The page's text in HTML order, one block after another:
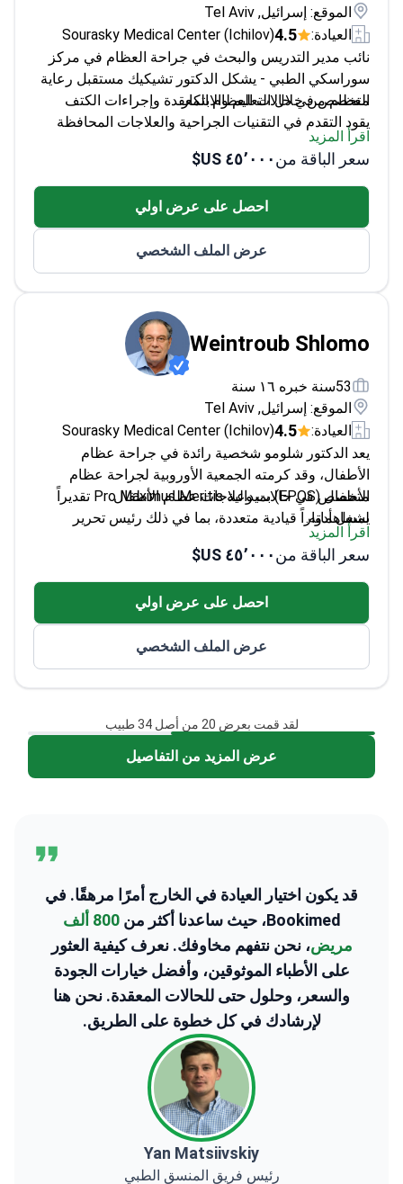
الموقع: إسرائيل, Tel Aviv
العيادة:
4.5
Sourasky Medical Center (Ichilov)
نائب مدير التدريس والبحث في جراحة العظام في مركز
سوراسكي الطبي - يشكل الدكتور تشيكيك مستقبل رعاية
العظام من خلال التعليم والابتكار.
متخصص في حالات العظام المعقدة وإجراءات الكتف
يقود التقدم في التقنيات الجراحية والعلاجات المحافظة
يدمج أحدث الأبحاث في خطط رعاية المرضى
يوجه الجيل القادم من جراحي العظام
اقرأ المزيد
سعر الباقة من٤٥٬٠٠٠ US$
احصل على عرض اولي
عرض الملف الشخصي
Weintroub Shlomo
53سنة خبره ١٦ سنة
الموقع: إسرائيل, Tel Aviv
العيادة:
4.5
Sourasky Medical Center (Ichilov)
يعد الدكتور شلومو شخصية رائدة في جراحة عظام
الأطفال، وقد كرمته الجمعية الأوروبية لجراحة عظام
الأطفال (EPOS) بميدالية Pro Maximus Meritis تقديراً
لمساهماته.
متخصص في حالات وعلاجات عظام الأطفال
يشغل أدواراً قيادية متعددة، بما في ذلك رئيس تحرير
مجلة Journal of Children’s Orthopaedics
تلقى تدريبه في مؤسسات مرموقة مثل مستشفى
جريت أورموند ستريت ومعاهد الصحة الوطنية الأمريكية
زميل كلية الجراحين الأمريكية
اقرأ المزيد
سعر الباقة من٤٥٬٠٠٠ US$
احصل على عرض اولي
عرض الملف الشخصي
لقد قمت بعرض 20 من أصل 34 طبيب
عرض المزيد من التفاصيل
قد يكون اختيار العيادة في الخارج أمرًا مرهقًا. في
Bookimed، حيث ساعدنا أكثر من
800 ألف
مريض، نحن نتفهم مخاوفك. نعرف كيفية العثور
على الأطباء الموثوقين، وأفضل خيارات الجودة
والسعر، وحلول حتى للحالات المعقدة. نحن هنا
لإرشادك في كل خطوة على الطريق.
Yan Matsiivskiy
رئيس فريق المنسق الطبي